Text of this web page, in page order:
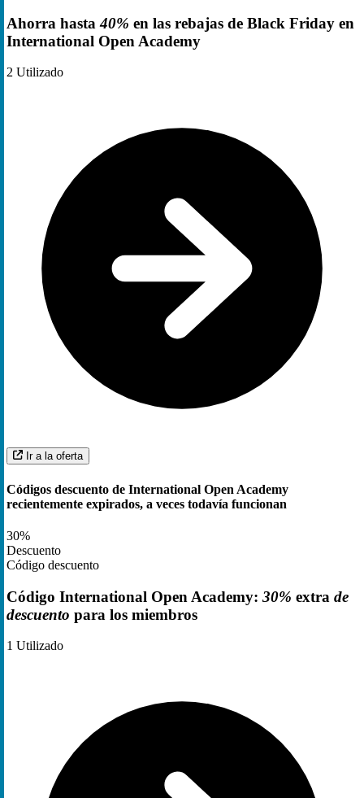
Ahorra hasta40% en las rebajas de Black Friday en
International Open Academy
2 Utilizado
Ir a la oferta
Códigos descuento de International Open Academy
recientemente expirados, a veces todavía funcionan
30%
Descuento
Código descuento
Código International Open Academy: 30% extra de
descuento para los miembros
1 Utilizado